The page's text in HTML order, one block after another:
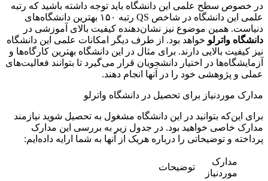
در خصوص سطح علمی این دانشگاه باید توجه داشته باشید که رتبه
علمی این دانشگاه در شاخص QS رتبه ۱۵۰ بهترین دانشگاه‌های
دنیاست. همین موضوع نیز نشان‌دهنده کیفیت بالای آموزشی در
دانشگاه واترلو خواهد بود. از طرف دیگر امکانات علمی این دانشگاه
نیز کیفیت بالایی دارند. برای مثال در این دانشگاه بهترین کارگاه‌ها و
آزمایشگاه‌ها در اختیار دانشجویان قرار می‌گیرد تا بتوانند فعالیت‌های
عملی و پژوهشی خود را در آنها انجام دهند.
مدارک موردنیاز برای تحصیل در دانشگاه واترلو
برای این‌که بتوانید در این دانشگاه مشغول به تحصیل شوید نیازمند
مدارک خاصی خواهید بود. در جدول زیر به بررسی این مدارک
پرداخته و توضیحاتی را درباره هریک از آنها به شما ارایه داده‌ایم:
مدارک
موردنیاز
توضیحات